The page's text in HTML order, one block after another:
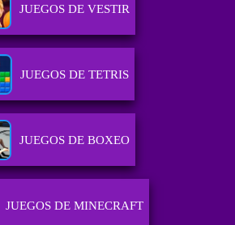
JUEGOS DE VESTIR
JUEGOS DE TETRIS
JUEGOS DE BOXEO
JUEGOS DE MINECRAFT